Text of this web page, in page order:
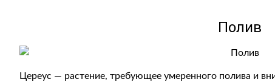
Полив
Цереус — растение, требующее умеренного полива и